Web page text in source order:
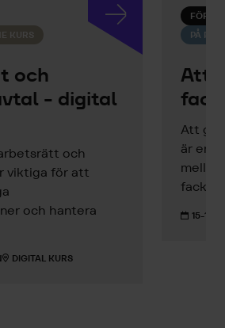
KURS
och
- digital
och
viktiga för att
och hantera
DIGITAL KURS
PÅ
Att
Att
är en
15-16